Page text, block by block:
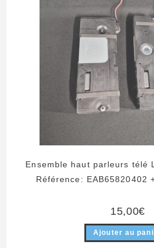
Ensemble haut parleurs télé
Référence: EAB65820402
15,00€
Ajouter au